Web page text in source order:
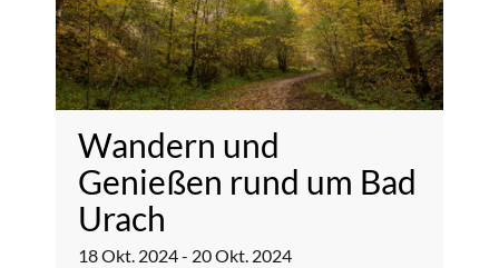
Wandern und
Genießen rund um Bad
Urach
18Okt. 2024- 20Okt. 2024